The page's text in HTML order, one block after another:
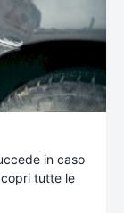
in caso
tutte le